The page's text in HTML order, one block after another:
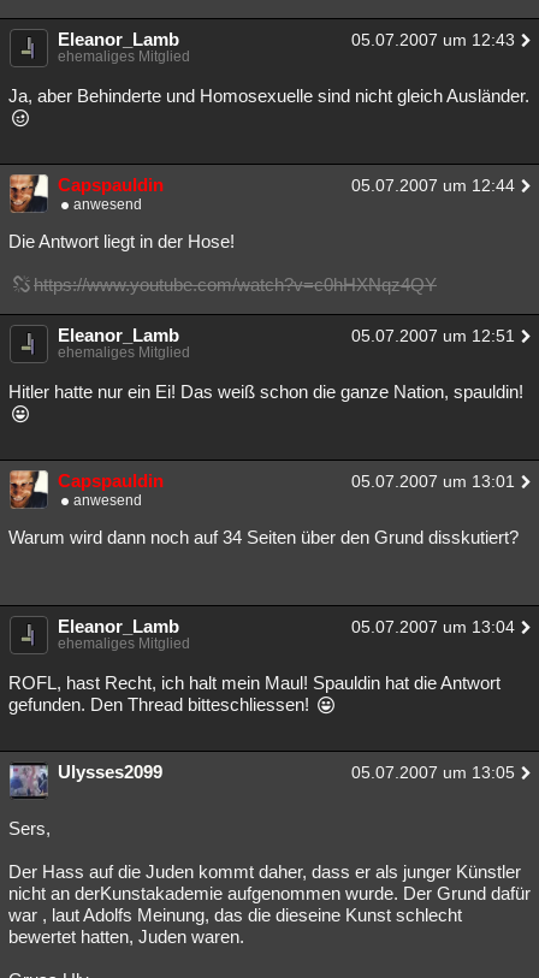
Eleanor_Lamb 05.07.2007 um 12:43
ehemaliges Mitglied
Ja, aber Behinderte und Homosexuelle sind nicht gleich Ausländer.
Capspauldin 05.07.2007 um 12:44
anwesend
Die Antwort liegt in der Hose!
https://www.youtube.com/watch?v=c0hHXNqz4QY
Eleanor_Lamb 05.07.2007 um 12:51
ehemaliges Mitglied
Hitler hatte nur ein Ei! Das weiß schon die ganze Nation, spauldin!
Capspauldin 05.07.2007 um 13:01
anwesend
Warum wird dann noch auf 34 Seiten über den Grund disskutiert?
Eleanor_Lamb 05.07.2007 um 13:04
ehemaliges Mitglied
ROFL, hast Recht, ich halt mein Maul! Spauldin hat die Antwort
gefunden. Den Thread bitteschliessen!
Ulysses2099 05.07.2007 um 13:05
Sers,
Der Hass auf die Juden kommt daher, dass er als junger Künstler
nicht an derKunstakademie aufgenommen wurde. Der Grund dafür
war , laut Adolfs Meinung, das die dieseine Kunst schlecht
bewertet hatten, Juden waren.